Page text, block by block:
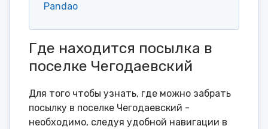
Pandao
Где находится посылка в
поселке Чегодаевский
Для того чтобы узнать, где можно забрать
посылку в поселке Чегодаевский -
необходимо, следуя удобной навигации в